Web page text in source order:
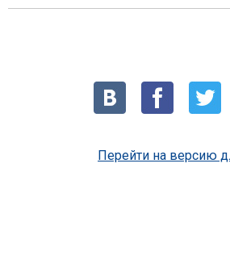
Перейти на версию